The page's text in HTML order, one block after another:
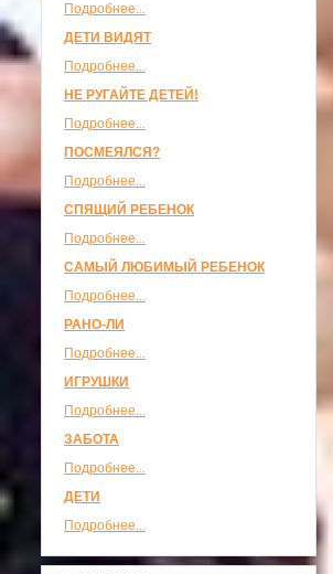
Подробнее...
ДЕТИ ВИДЯТ
Подробнее...
НЕ РУГАЙТЕ ДЕТЕЙ!
Подробнее...
ПОСМЕЯЛСЯ?
Подробнее...
СПЯЩИЙ РЕБЕНОК
Подробнее...
САМЫЙ ЛЮБИМЫЙ РЕБЕНОК
Подробнее...
РАНО-ЛИ
Подробнее...
ИГРУШКИ
Подробнее...
ЗАБОТА
Подробнее...
ДЕТИ
Подробнее...